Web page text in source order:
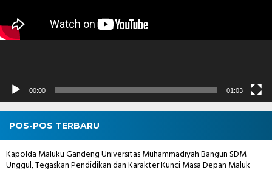
00:00 01:03
POS-POS TERBARU
Kapolda Maluku Gandeng Universitas Muhammadiyah Bangun SDM
Unggul, Tegaskan Pendidikan dan Karakter Kunci Masa Depan Maluk